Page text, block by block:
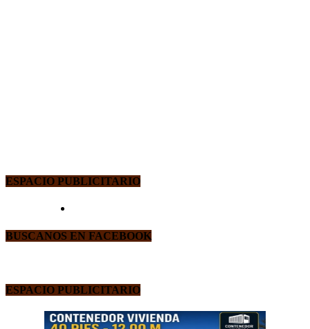
ESPACIO PUBLICITARIO
BUSCANOS EN FACEBOOK
ESPACIO PUBLICITARIO